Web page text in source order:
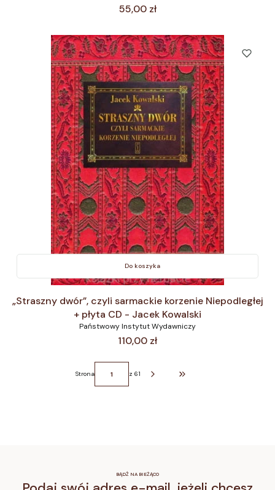
Cena
55,00 zł
Do koszyka
„Straszny dwór”, czyli sarmackie korzenie Niepodległej
+ płyta CD - Jacek Kowalski
Państwowy Instytut Wydawniczy
Cena
110,00 zł
Strona z 61
Przejdź do ostatniej strony z
BĄDŹ NA BIEŻĄCO